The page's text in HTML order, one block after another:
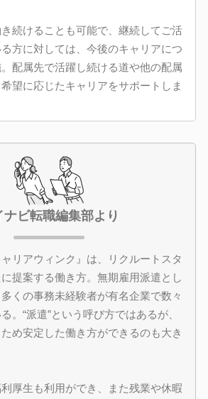
続けることも可能で、継続してご活
方に対しては、今後のキャリアにつ
配属先で活躍し続ける道や他の配属
望に応じたキャリアをサポートしま
ナビ転職編集部より
リアウィンク』は、リクルートスタ
提案する働き方。無期雇用派遣とし
くの事務未経験者が有名企業で数々
。“派遣”という呼び方ではあるが、
め安定した働き方ができるのも大き
厚生も利用ができ、また残業や休暇